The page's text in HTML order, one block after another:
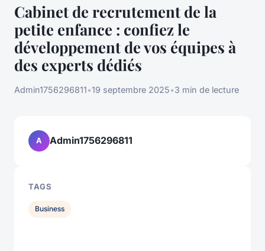
Cabinet de recrutement de la
petite enfance : confiez le
développement de vos équipes à
des experts dédiés
Admin1756296811•19 septembre 2025•3 min de lecture
A Admin1756296811
TAGS
Business